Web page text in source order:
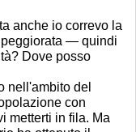
anche io correvo la
peggiorata — quindi
Dove posso
nell'ambito del
con
metterti in fila. Ma